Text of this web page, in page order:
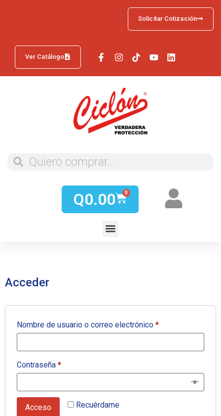
Ver Catálogo
Solicitar Cotización
Q0.00 0
Acceder
Nombre de usuario o correo electrónico *
Contraseña *
Recuérdame
Acceso